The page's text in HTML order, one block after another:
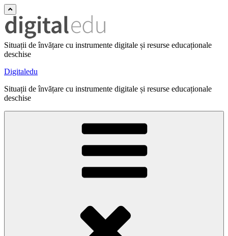
Situații de învățare cu instrumente digitale și resurse educaționale
deschise
Digitaledu
Situații de învățare cu instrumente digitale și resurse educaționale
deschise